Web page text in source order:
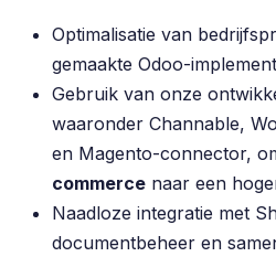
Optimalisatie van
gemaakte Odoo-
Gebruik van onze
waaronder Channable,
en Magento-connector,
commerce naar een
Naadloze integratie met
documentbeheer en